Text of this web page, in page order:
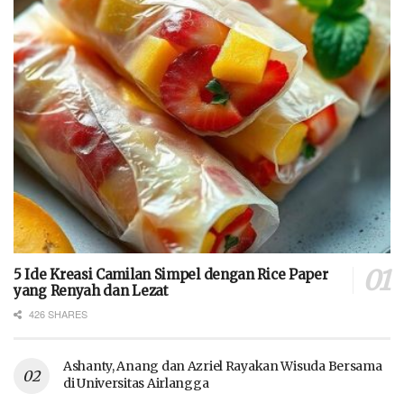
5 Ide Kreasi Camilan Simpel dengan Rice Paper
yang Renyah dan Lezat
426 SHARES
Ashanty, Anang dan Azriel Rayakan Wisuda Bersama
di Universitas Airlangga